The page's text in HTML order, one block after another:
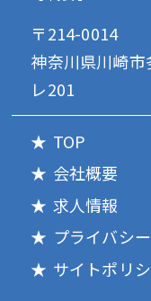
〒214-0014
神奈川県川崎市
レ201
TOP
会社概要
求人情報
プライバシ
サイトポリ